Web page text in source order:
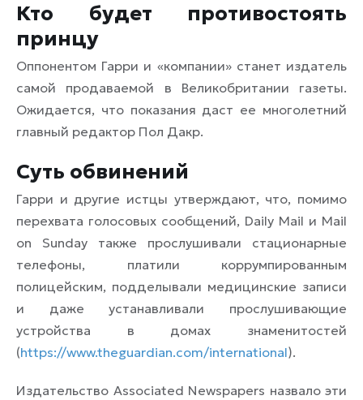
Кто будет противостоять
принцу
Оппонентом Гарри и «компании» станет издатель
самой продаваемой в Великобритании газеты.
Ожидается, что показания даст ее многолетний
главный редактор Пол Дакр.
Суть обвинений
Гарри и другие истцы утверждают, что, помимо
перехвата голосовых сообщений, Daily Mail и Mail
on Sunday также прослушивали стационарные
телефоны, платили коррумпированным
полицейским, подделывали медицинские записи
и даже устанавливали прослушивающие
устройства в домах знаменитостей
(https://www.theguardian.com/international).
Издательство Associated Newspapers назвало эти